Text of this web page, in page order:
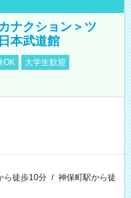
ナクション＞ツ
本武道館
OK
大学生歓迎
ら徒歩10分 / 神保町駅から徒